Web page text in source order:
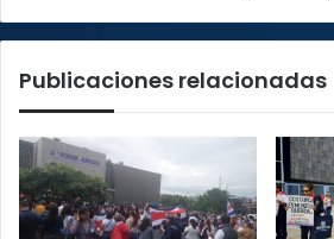
Herrera
Publicaciones relacionadas